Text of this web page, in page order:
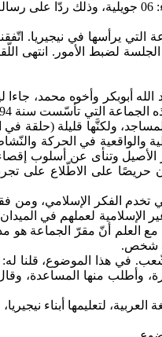
الزّيارة. فقمنا بالاتّصالات بجهات عديدة، وبأشخاص عديدين، اتّصلنا بقناة القرآن الكريم، التي أعطت
التي يرأسها في نيجيريا.
لضبط الأمور. انتهى
أبوبكر وأخوه محمد، جاءا
ولكنَّها قليلة (حلقة
والواقعية في الحركة
وتنأى عن أسلوب إقصاء
حريصًا على الاطّلاع على
تخدم الفكر الإسلامي،
الإسلامية لعملهم في
شخص.
في هذا الموضوع، قلنا
وأطلب منها المساعدة،
لتعليمها أبناء